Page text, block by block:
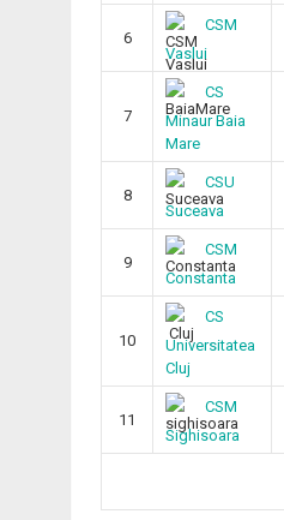
6
CSM
Vaslui
7
CS
Minaur Baia
Mare
8
CSU
Suceava
9
CSM
Constanta
10
CS
Universitatea
Cluj
11
CSM
Sighisoara